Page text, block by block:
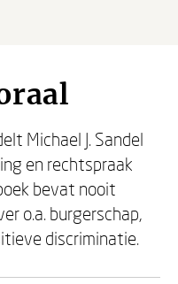
Michael J. Sandel
en rechtspraak
bevat nooit
o.a. burgerschap,
discriminatie.